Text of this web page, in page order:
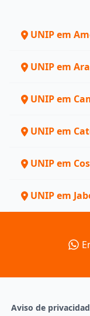
UNIP em
UNIP em
UNIP em
UNIP em
UNIP em
UNIP em
Aviso de